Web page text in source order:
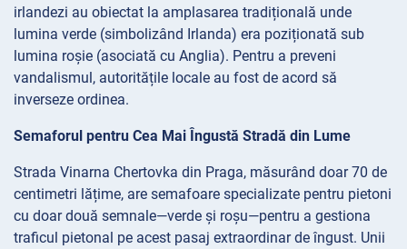
irlandezi au obiectat la amplasarea tradițională unde
lumina verde (simbolizând Irlanda) era poziționată sub
lumina roșie (asociată cu Anglia). Pentru a preveni
vandalismul, autoritățile locale au fost de acord să
inverseze ordinea.
Semaforul pentru Cea Mai Îngustă Stradă din Lume
Strada Vinarna Chertovka din Praga, măsurând doar 70 de
centimetri lățime, are semafoare specializate pentru pietoni
cu doar două semnale—verde și roșu—pentru a gestiona
traficul pietonal pe acest pasaj extraordinar de îngust. Unii